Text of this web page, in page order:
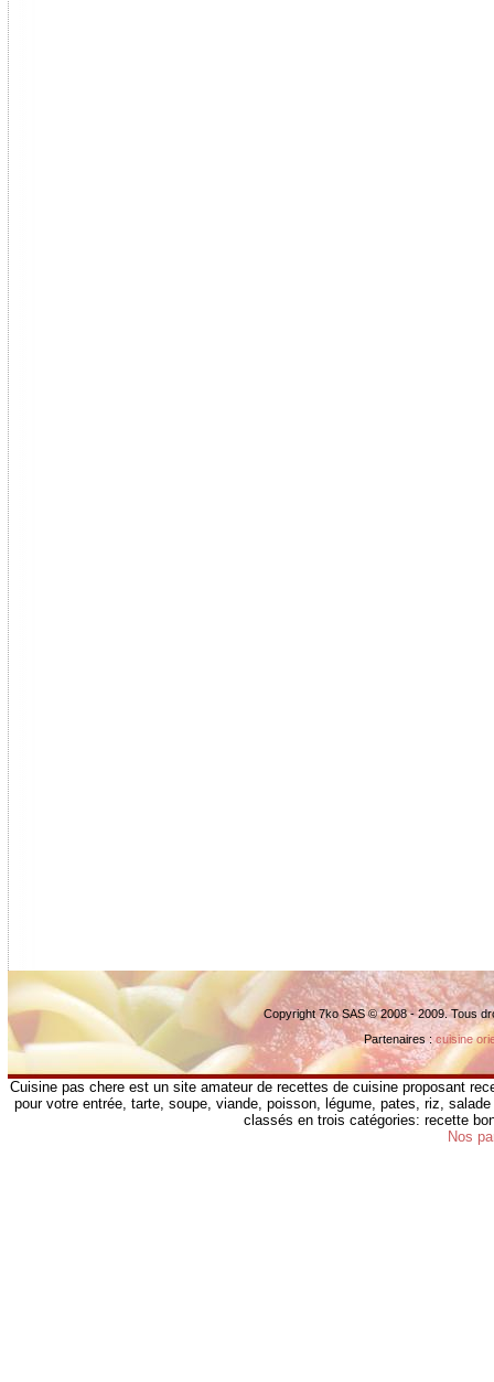
Copyright 7ko SAS © 2008 - 2009. Tous
Partenaires :cuisine
Cuisine pas chere est un site amateur de recettes de cuisine proposant
pour votre entrée, tarte, soupe, viande, poisson, légume, pates, riz,
classés en trois catégories: recette
Nos